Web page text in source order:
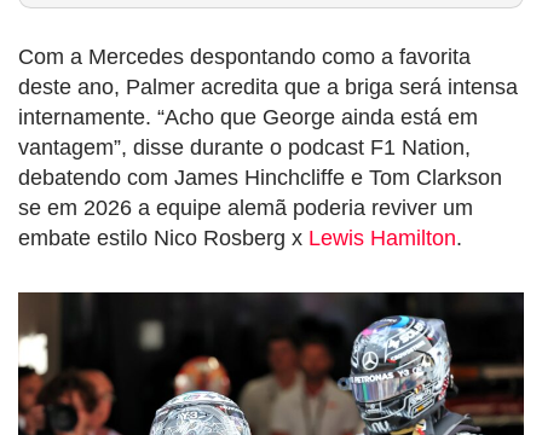
Com a Mercedes despontando como a favorita
deste ano, Palmer acredita que a briga será intensa
internamente. “Acho que George ainda está em
vantagem”, disse durante o podcast F1 Nation,
debatendo com James Hinchcliffe e Tom Clarkson
se em 2026 a equipe alemã poderia reviver um
embate estilo Nico Rosberg x Lewis Hamilton.